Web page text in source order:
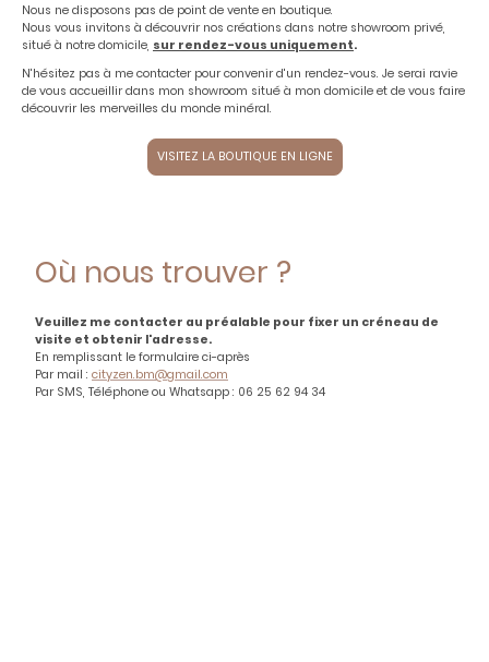
Nous ne disposons pas de point de vente en boutique.
Nous vous invitons à découvrir nos créations dans notre showroom privé,
situé à notre domicile, sur rendez-vous uniquement.
N'hésitez pas à me contacter pour convenir d'un rendez-vous. Je serai ravie
de vous accueillir dans mon showroom situé à mon domicile et de vous faire
découvrir les merveilles du monde minéral.
VISITEZ LA BOUTIQUE EN LIGNE
Où nous trouver ?
Veuillez me contacter au préalable pour fixer un créneau de
visite et obtenir l'adresse.
En remplissant le formulaire ci-après
Par mail : cityzen.bm@gmail.com
Par SMS, Téléphone ou Whatsapp : 06 25 62 94 34